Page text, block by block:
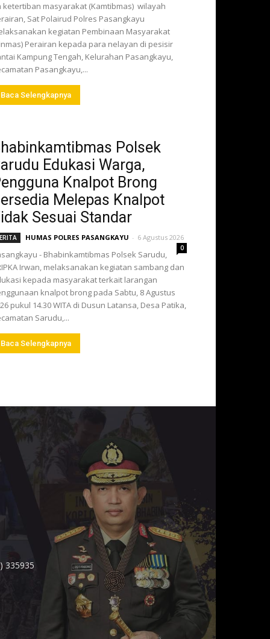
ketertiban masyarakat (Kamtibmas) wilayah
Sat Polairud Polres Pasangkayu
kegiatan Pembinaan Masyarakat
Perairan kepada para nelayan di pesisir
Kampung Tengah, Kelurahan Pasangkayu,
Pasangkayu,...
Baca Selengkapnya
Polsek
Edukasi Warga,
Knalpot Brong
Melepas Knalpot
Sesuai Standar
HUMAS POLRES PASANGKAYU - 6 Agustus 2026
0
- Bhabinkamtibmas Polsek Sarudu,
Irwan, melaksanakan kegiatan sambang dan
kepada masyarakat terkait larangan
knalpot brong pada Sabtu, 8 Agustus
pukul 14.30 WITA di Dusun Latansa, Desa Patika,
Sarudu,...
Baca Selengkapnya
335935